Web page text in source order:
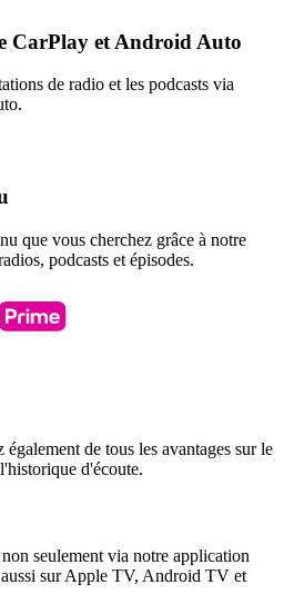
CarPlay et Android Auto
de radio et les podcasts via
que vous cherchez grâce à notre
podcasts et épisodes.
de tous les avantages sur le
d'écoute.
seulement via notre application
sur Apple TV, Android TV et